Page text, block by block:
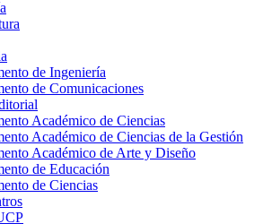
de Ingeniería
de Comunicaciones
Académico de Ciencias
Académico de Ciencias de la Gestión
Académico de Arte y Diseño
de Educación
de Ciencias